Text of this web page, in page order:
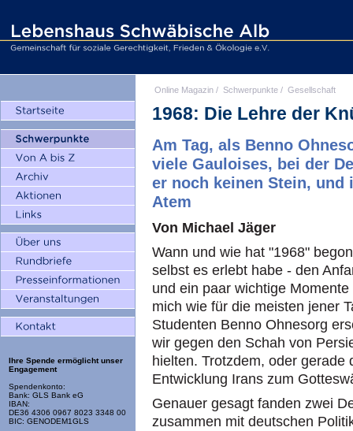
Ihre Spende ermöglicht unser
Engagement
Spendenkonto:
Bank: GLS Bank eG
IBAN:
DE36 4306 0967 8023 3348 00
BIC: GENODEM1GLS
Online Magazin / Schwerpunkte / Gesellschaft
1968: Die Lehre der
Am Tag, als Benno
viele Gauloises, bei der
er noch keinen Stein,
Atem
Von Michael Jäger
Wann und wie hat "1968"
selbst es erlebt habe - den
und ein paar wichtige
mich wie für die meisten jener
Studenten Benno Ohnesorg
wir gegen den Schah von
hielten. Trotzdem, oder
Entwicklung Irans zum
Genauer gesagt fanden zwei
zusammen mit deutschen